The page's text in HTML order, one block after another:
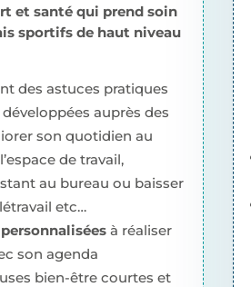
et santé qui prend soin
sportifs de haut niveau
des astuces pratiques
auprès des
son quotidien au
de travail,
au bureau ou baisser
etc…
à réaliser
son agenda
bien-être courtes et